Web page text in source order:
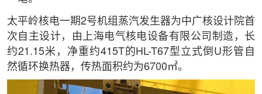
太平岭核电一期2号机组蒸汽发生器为中广核设计院首
次自主设计，由上海电气核电设备有限公司制造，长
约21.15米，净重约415T的HL-T67型立式倒U形管自
然循环换热器，传热面积约为6700㎡。